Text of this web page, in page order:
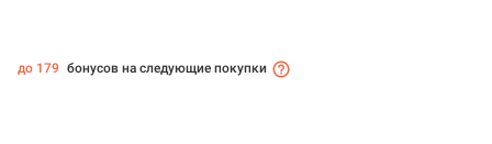
до 179 бонусов на следующие покупки